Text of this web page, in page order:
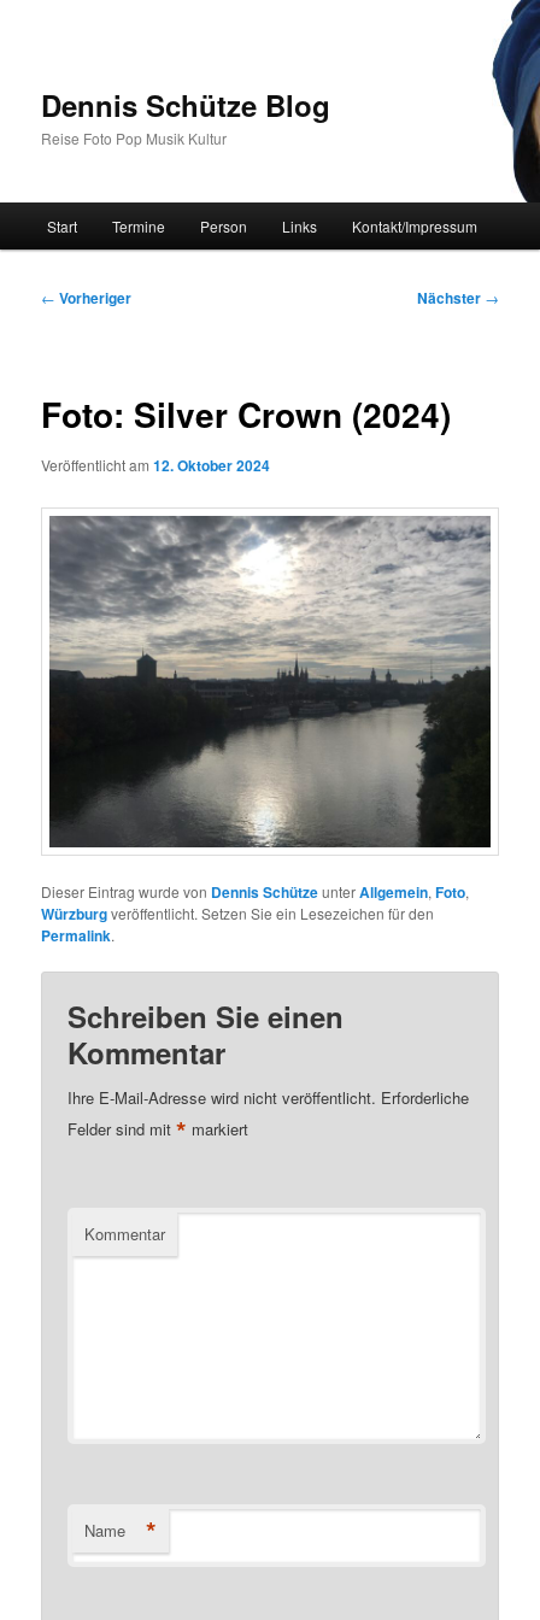
Dennis Schütze Blog
Reise Foto Pop Musik Kultur
Start Termine Person Links Kontakt/Impressum
Beitragsnavigation
← Vorheriger Nächster →
Foto: Silver Crown (2024)
Veröffentlicht am12. Oktober 2024
Dieser Eintrag wurde von Dennis SchützeunterAllgemein,Foto,
Würzburgveröffentlicht. Setzen Sie ein Lesezeichen für den
Permalink.
Schreiben Sie einen
Kommentar
Ihre E-Mail-Adresse wird nicht veröffentlicht. Erforderliche
Felder sind mit* markiert
Kommentar
Name *